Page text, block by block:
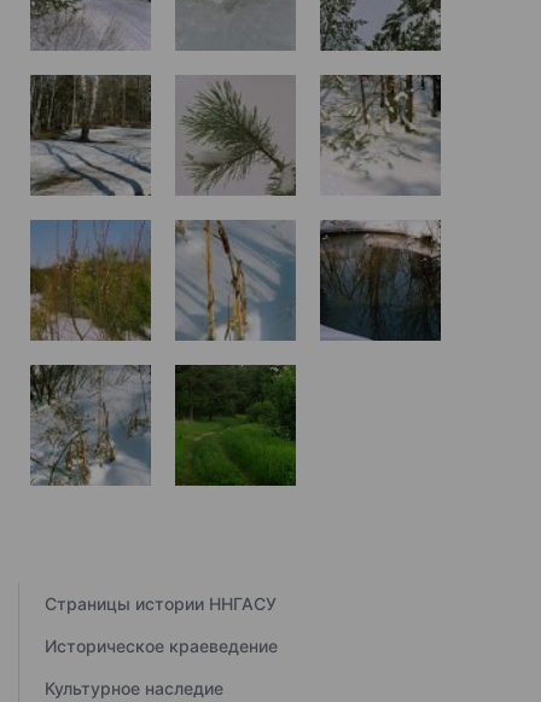
Страницы истории ННГАСУ
Историческое краеведение
Культурное наследие